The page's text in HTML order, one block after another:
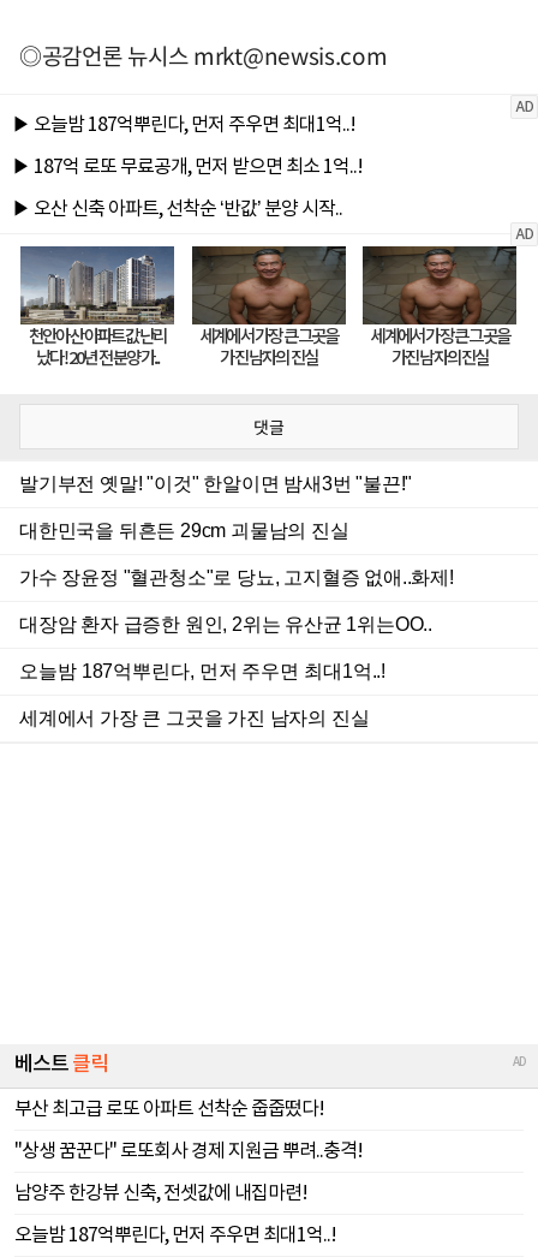
◎공감언론 뉴시스mrkt@newsis.com
댓글